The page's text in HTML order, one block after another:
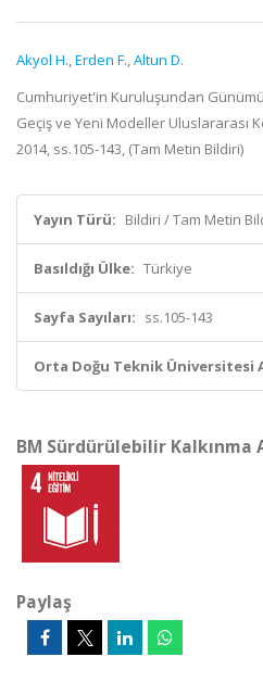
Akyol H.,Erden F.,Altun D.
Cumhuriyet'in Kuruluşundan
Geçiş ve Yeni Modeller Uluslararası
2014, ss.105-143, (Tam Metin Bildiri)
Yayın Türü: Bildiri / Tam Metin
Basıldığı Ülke: Türkiye
Sayfa Sayıları: ss.105-143
Orta Doğu Teknik Üniversitesi
BM Sürdürülebilir Kalkınma
Paylaş